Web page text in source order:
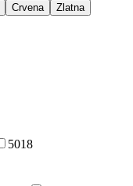
Crvena Zlatna
5018